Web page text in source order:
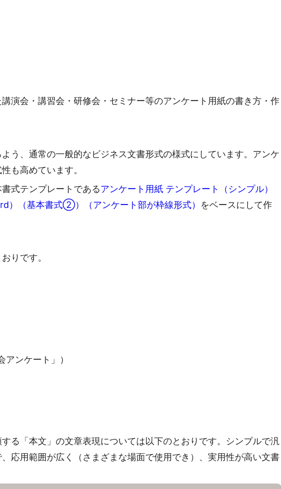
演会・講習会・研修会・セミナー等のアンケート用紙の書き方・作
う、通常の一般的なビジネス文書形式の様式にしています。アンケ
も高めています。
式テンプレートであるアンケート用紙 テンプレート（シンプル）
）（基本書式②）（アンケート部が枠線形式） をベースにして作
りです。
ケート」）
る「本文」の文章表現については以下のとおりです。シンプルで汎
応用範囲が広く（さまざまな場面で使用でき）、実用性が高い文書